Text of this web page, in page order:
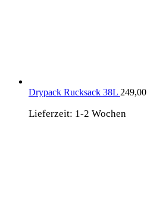
Drypack Rucksack 38L 249,00
Lieferzeit: 1-2 Wochen